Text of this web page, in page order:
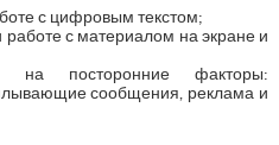
с цифровым текстом;
с материалом на экране и
на посторонние факторы:
сообщения, реклама и